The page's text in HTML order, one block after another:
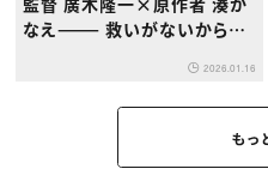
なえ——— 救いがないからこ
2026.01.16